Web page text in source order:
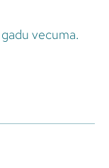
vecuma.